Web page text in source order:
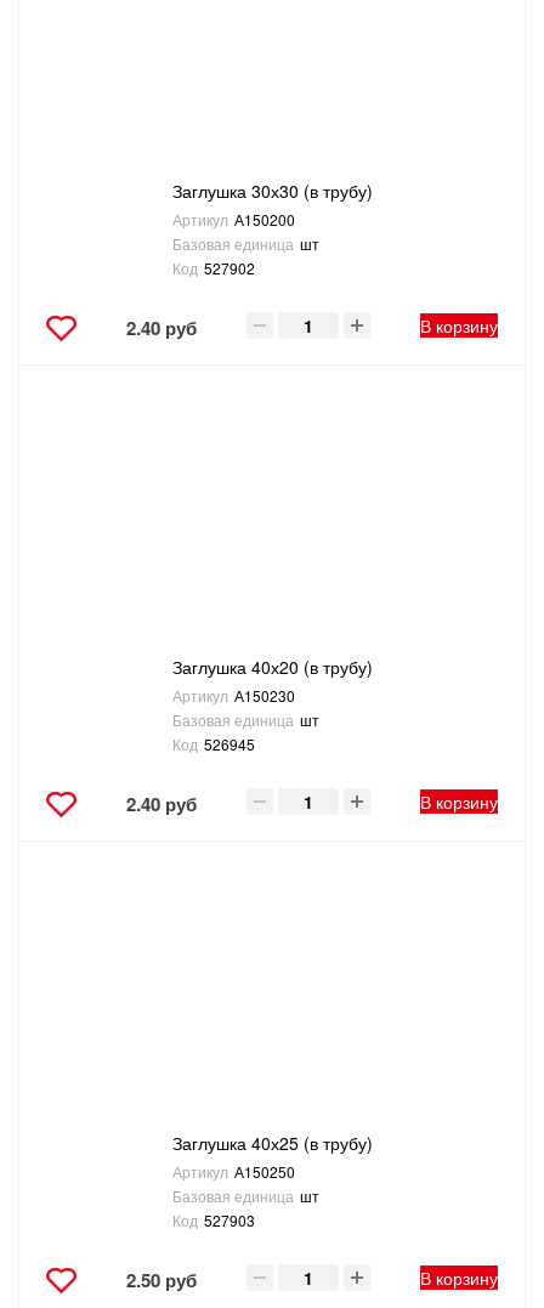
Заглушка 30х30 (в трубу)
Артикул А150200
Базовая единица шт
Код 527902
2.40 руб В корзину
Заглушка 40х20 (в трубу)
Артикул А150230
Базовая единица шт
Код 526945
2.40 руб В корзину
Заглушка 40х25 (в трубу)
Артикул А150250
Базовая единица шт
Код 527903
2.50 руб В корзину